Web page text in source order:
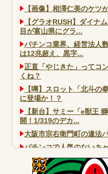
【画像】相澤仁美のケツ
【グラオRUSH】ダイナ
目が富山県にグラ...
パチンコ業界、経営法人
は12兆超え、黒字...
正直「やじきた」ってコ
くね？
【噂】スロット「北斗の
に登場か！？
【新台】サミー「e獣王
開！1/319のデカ...
大阪市宗右衛門町の違法
パチンコで人気のないキ
ワイ、パチンコ屋店員の
「今までありがとう」と...